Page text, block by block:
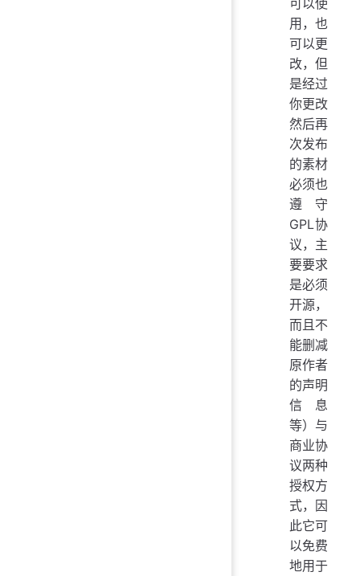
用，也
可以更
改，但
是经过
你更改
然后再
次发布
的素材
必须也
遵守
GPL协
议，主
要要求
是必须
开源，
而且不
能删减
原作者
的声明
信息
等）与
商业协
议两种
授权方
式，因
此它可
以免费
地用于